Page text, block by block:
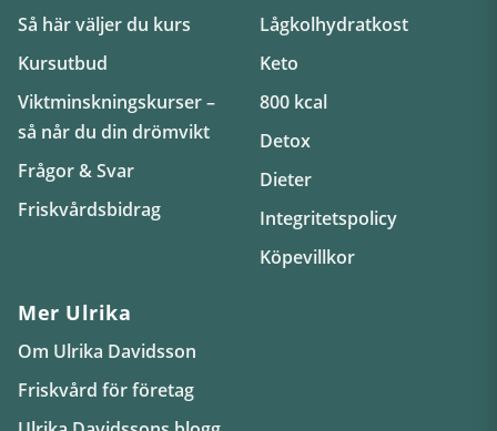
Så här väljer du kurs
Kursutbud
Viktminskningskurser –
så når du din drömvikt
Frågor & Svar
Friskvårdsbidrag
Lågkolhydratkost
Keto
800 kcal
Detox
Dieter
Integritetspolicy
Köpevillkor
Mer Ulrika
Om Ulrika Davidsson
Friskvård för företag